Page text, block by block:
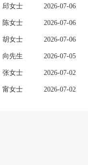
邱女士 2026-07-06
陈女士 2026-07-06
胡女士 2026-07-06
向先生 2026-07-05
张女士 2026-07-02
甯女士 2026-07-02